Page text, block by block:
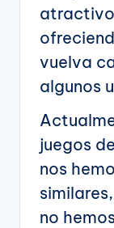
vuelva
algunos
juegos
nos
no